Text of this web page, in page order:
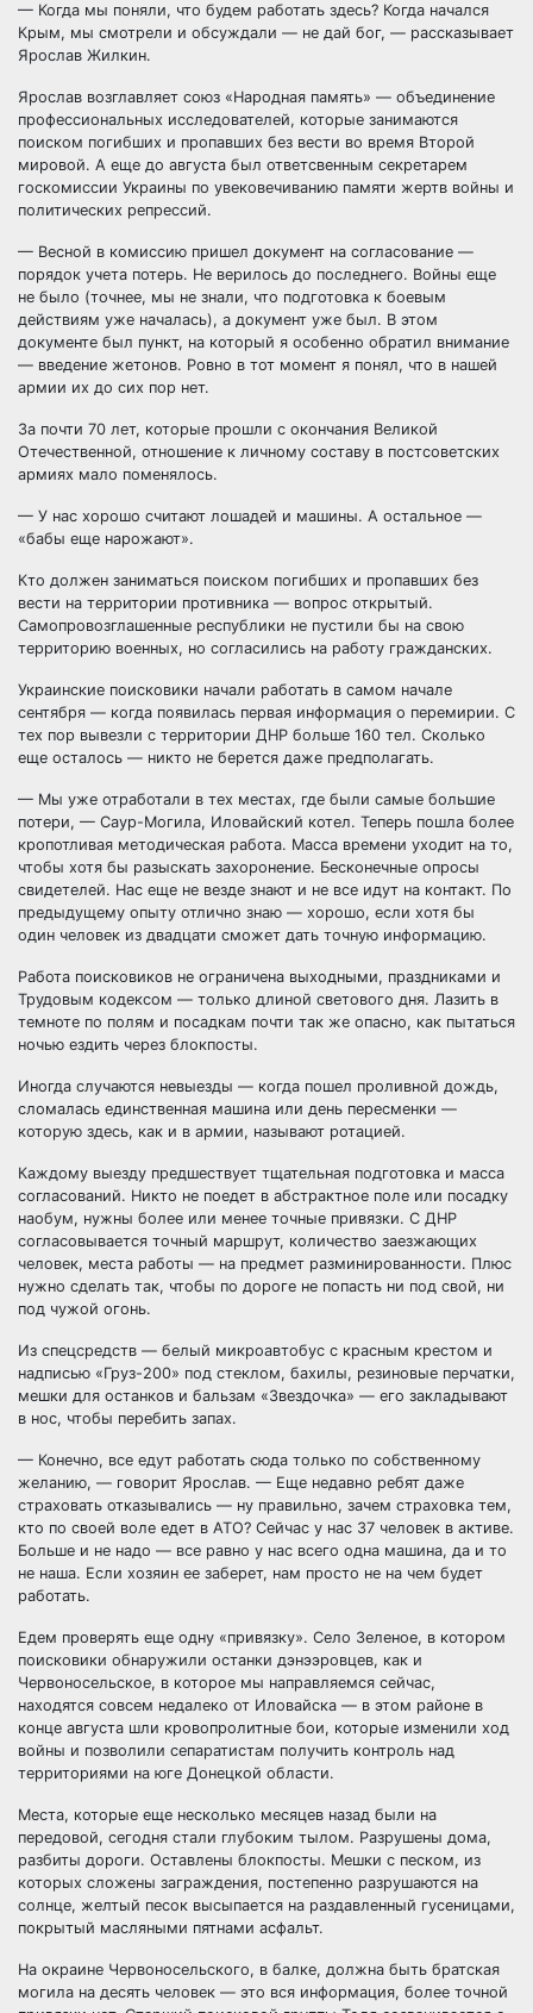
— Когда мы поняли, что будем работать здесь? Когда начался
Крым, мы смотрели и обсуждали — не дай бог, — рассказывает
Ярослав Жилкин.
Ярослав возглавляет союз «Народная память» — объединение
профессиональных исследователей, которые занимаются
поиском погибших и пропавших без вести во время Второй
мировой. А еще до августа был ответсвенным секретарем
госкомиссии Украины по увековечиванию памяти жертв войны и
политических репрессий.
— Весной в комиссию пришел документ на согласование —
порядок учета потерь. Не верилось до последнего. Войны еще
не было (точнее, мы не знали, что подготовка к боевым
действиям уже началась), а документ уже был. В этом
документе был пункт, на который я особенно обратил внимание
— введение жетонов. Ровно в тот момент я понял, что в нашей
армии их до сих пор нет.
За почти 70 лет, которые прошли с окончания Великой
Отечественной, отношение к личному составу в постсоветских
армиях мало поменялось.
— У нас хорошо считают лошадей и машины. А остальное —
«бабы еще нарожают».
Кто должен заниматься поиском погибших и пропавших без
вести на территории противника — вопрос открытый.
Самопровозглашенные республики не пустили бы на свою
территорию военных, но согласились на работу гражданских.
Украинские поисковики начали работать в самом начале
сентября — когда появилась первая информация о перемирии. С
тех пор вывезли с территории ДНР больше 160 тел. Сколько
еще осталось — никто не берется даже предполагать.
— Мы уже отработали в тех местах, где были самые большие
потери, — Саур-Могила, Иловайский котел. Теперь пошла более
кропотливая методическая работа. Масса времени уходит на то,
чтобы хотя бы разыскать захоронение. Бесконечные опросы
свидетелей. Нас еще не везде знают и не все идут на контакт. По
предыдущему опыту отлично знаю — хорошо, если хотя бы
один человек из двадцати сможет дать точную информацию.
Работа поисковиков не ограничена выходными, праздниками и
Трудовым кодексом — только длиной светового дня. Лазить в
темноте по полям и посадкам почти так же опасно, как пытаться
ночью ездить через блокпосты.
Иногда случаются невыезды — когда пошел проливной дождь,
сломалась единственная машина или день пересменки —
которую здесь, как и в армии, называют ротацией.
Каждому выезду предшествует тщательная подготовка и масса
согласований. Никто не поедет в абстрактное поле или посадку
наобум, нужны более или менее точные привязки. С ДНР
согласовывается точный маршрут, количество заезжающих
человек, места работы — на предмет разминированности. Плюс
нужно сделать так, чтобы по дороге не попасть ни под свой, ни
под чужой огонь.
Из спецсредств — белый микроавтобус с красным крестом и
надписью «Груз-200» под стеклом, бахилы, резиновые перчатки,
мешки для останков и бальзам «Звездочка» — его закладывают
в нос, чтобы перебить запах.
— Конечно, все едут работать сюда только по собственному
желанию, — говорит Ярослав. — Еще недавно ребят даже
страховать отказывались — ну правильно, зачем страховка тем,
кто по своей воле едет в АТО? Сейчас у нас 37 человек в активе.
Больше и не надо — все равно у нас всего одна машина, да и то
не наша. Если хозяин ее заберет, нам просто не на чем будет
работать.
Едем проверять еще одну «привязку». Село Зеленое, в котором
поисковики обнаружили останки дэнээровцев, как и
Червоносельское, в которое мы направляемся сейчас,
находятся совсем недалеко от Иловайска — в этом районе в
конце августа шли кровопролитные бои, которые изменили ход
войны и позволили сепаратистам получить контроль над
территориями на юге Донецкой области.
Места, которые еще несколько месяцев назад были на
передовой, сегодня стали глубоким тылом. Разрушены дома,
разбиты дороги. Оставлены блокпосты. Мешки с песком, из
которых сложены заграждения, постепенно разрушаются на
солнце, желтый песок высыпается на раздавленный гусеницами,
покрытый масляными пятнами асфальт.
На окраине Червоносельского, в балке, должна быть братская
могила на десять человек — это вся информация, более точной